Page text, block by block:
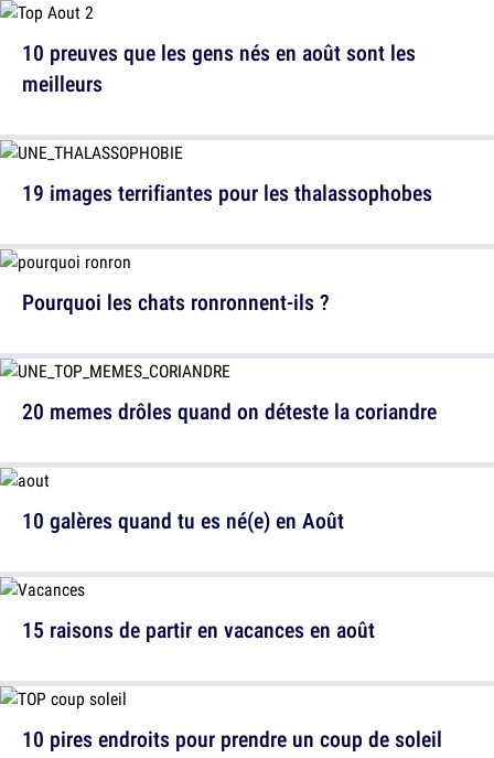
10 preuves que les gens nés en août sont les
meilleurs
Pourquoi les chats ronronnent-ils ?
10 galères quand tu es né(e) en Août
10 pires endroits pour prendre un coup de soleil
19 images terrifiantes pour les thalassophobes
20 memes drôles quand on déteste la coriandre
15 raisons de partir en vacances en août